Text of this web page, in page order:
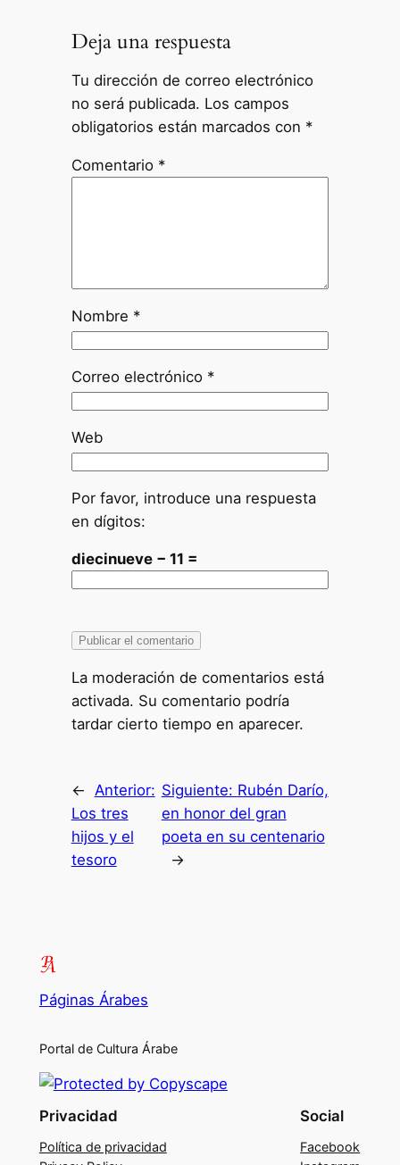
Deja una respuesta
Tu dirección de correo electrónico
no será publicada. Los campos
obligatorios están marcados con *
Comentario *
Nombre *
Correo electrónico *
Web
Por favor, introduce una respuesta
en dígitos:
diecinueve − 11 =
La moderación de comentarios está
activada. Su comentario podría
tardar cierto tiempo en aparecer.
← Anterior:
Los tres
hijos y el
tesoro
Siguiente: Rubén Darío,
en honor del gran
poeta en su centenario
→
Páginas Árabes
Portal de Cultura Árabe
Privacidad
Política de privacidad
Social
Facebook